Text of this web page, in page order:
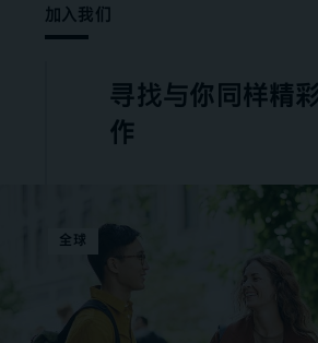
加入我们
寻找与你同样精
作
全球